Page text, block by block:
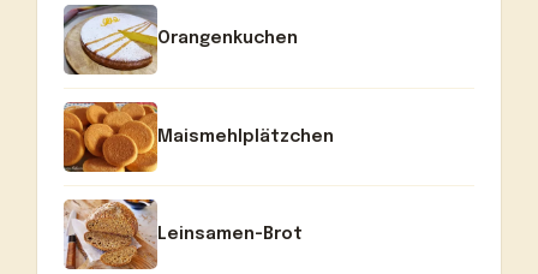
Orangenkuchen
Maismehlplätzchen
Leinsamen-Brot